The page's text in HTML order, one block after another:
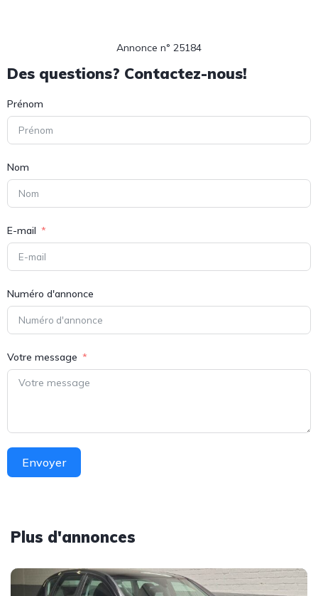
Annonce n° 25184
Des questions? Contactez-nous!
Prénom
Nom
E-mail
Numéro d'annonce
Votre message
Envoyer
Plus d'annonces